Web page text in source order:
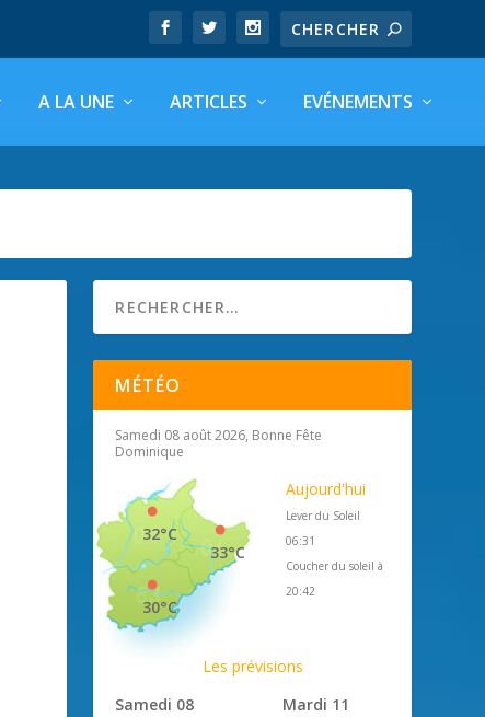
A LA UNE ARTICLES EVÉNEMENTS
MÉTÉO
Samedi 08 août 2026, Bonne Fête
Dominique
33°C
32°C
30°C
Aujourd'hui
Lever du Soleil
06:31
Coucher du soleil à
20:42
Les prévisions
Samedi 08
Mardi 11